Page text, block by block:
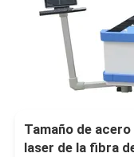
Tamaño de
laser de la fibra